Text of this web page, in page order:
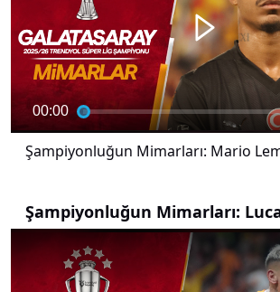
00:00
Şampiyonluğun Mimarları: Mario
Şampiyonluğun Mimarları: